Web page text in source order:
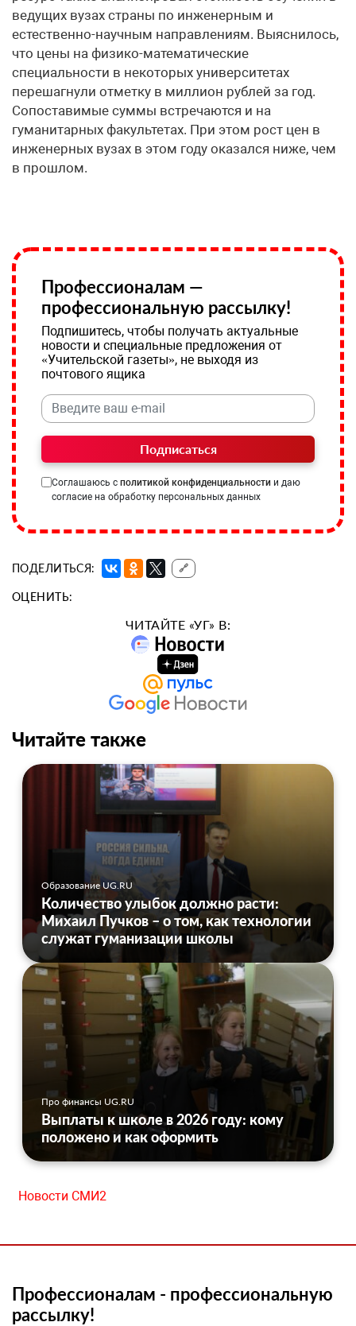
ведущих вузах страны по инженерным и
естественно-научным направлениям. Выяснилось,
что цены на физико-математические
специальности в некоторых университетах
перешагнули отметку в миллион рублей за год.
Сопоставимые суммы встречаются и на
гуманитарных факультетах. При этом рост цен в
инженерных вузах в этом году оказался ниже, чем
в прошлом.
Профессионалам —
профессиональную рассылку!
Подпишитесь, чтобы получать актуальные
новости и специальные предложения от
«Учительской газеты», не выходя из
почтового ящика
Подписаться
Соглашаюсь с политикой конфиденциальности и даю
согласие на обработку персональных данных
ПОДЕЛИТЬСЯ: 🔗
ОЦЕНИТЬ:
ЧИТАЙТЕ «УГ» В:
Читайте также
Образование UG.RU
Количество улыбок должно расти:
Михаил Пучков – о том, как технологии
служат гуманизации школы
Про финансы UG.RU
Выплаты к школе в 2026 году: кому
положено и как оформить
Новости СМИ2
Профессионалам - профессиональную
рассылку!